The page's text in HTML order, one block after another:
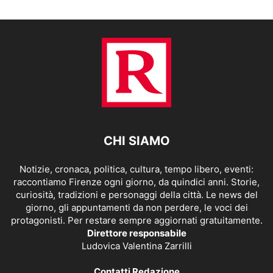
CHI SIAMO
Notizie, cronaca, politica, cultura, tempo libero, eventi:
raccontiamo Firenze ogni giorno, da quindici anni. Storie,
curiosità, tradizioni e personaggi della città. Le news del
giorno, gli appuntamenti da non perdere, le voci dei
protagonisti. Per restare sempre aggiornati gratuitamente.
Direttore responsabile
Ludovica Valentina Zarrilli